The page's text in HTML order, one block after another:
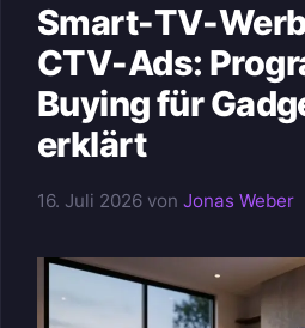
Smart-TV-
CTV-Ads:
Buying für
erklärt
16. Juli 2026 von Jonas Weber